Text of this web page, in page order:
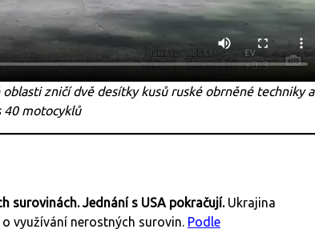
zničí dvě desítky kusů ruské obrněné techniky a
40 motocyklů
surovinách. Jednání s USA pokračují.Ukrajina
využívání nerostných surovin. Podle